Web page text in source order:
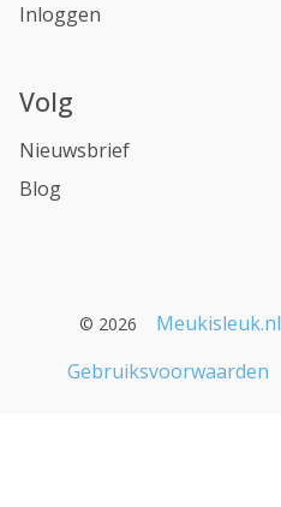
Inloggen
Volg
Nieuwsbrief
Blog
© 2026 Meukisleuk.nl
Gebruiksvoorwaarden